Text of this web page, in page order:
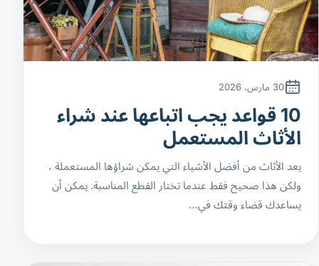
30 مارس، 2026
10 قواعد يجب اتباعها عند شراء
الأثاث المستعمل
يعد الأثاث من أفضل الأشياء التي يمكن شراؤها المستعملة ،
ولكن هذا صحيح فقط عندما تختار القطع المناسبة. يمكن أن
يساعدك قضاء وقتك في…